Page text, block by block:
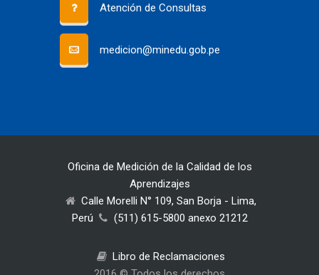
Atención de Consultas
medicion@minedu.gob.pe
Oficina de Medición de la Calidad de los
Aprendizajes
Calle Morelli N° 109, San Borja - Lima,
Perú
(511) 615-5800 anexo 21212
Libro de Reclamaciones